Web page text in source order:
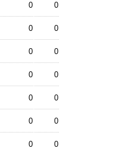
0 0
0 0
0 0
0 0
0 0
0 0
0 0